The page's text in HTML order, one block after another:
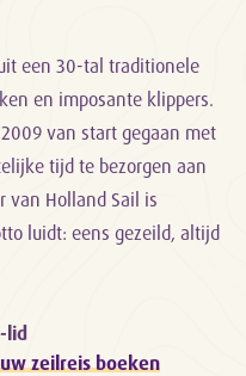
een 30-tal traditionele
en imposante klippers.
van start gegaan met
tijd te bezorgen aan
van Holland Sail is
luidt: eens gezeild, altijd
lid
zeilreis boeken